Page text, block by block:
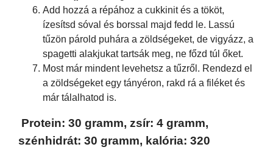
Add hozzá a répához a cukkinit és a tököt,
ízesítsd sóval és borssal majd fedd le. Lassú
tűzön párold puhára a zöldségeket, de vigyázz, a
spagetti alakjukat tartsák meg, ne főzd túl őket.
Most már mindent levehetsz a tűzről. Rendezd el
a zöldségeket egy tányéron, rakd rá a filéket és
már tálalhatod is.
Protein: 30 gramm, zsír: 4 gramm,
szénhidrát: 30 gramm, kalória: 320